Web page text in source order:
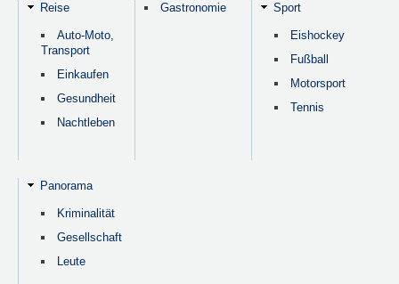
Reise
Auto-Moto,
Transport
Einkaufen
Gesundheit
Nachtleben
Gastronomie Sport
Eishockey
Fußball
Motorsport
Tennis
Panorama
Kriminalität
Gesellschaft
Leute